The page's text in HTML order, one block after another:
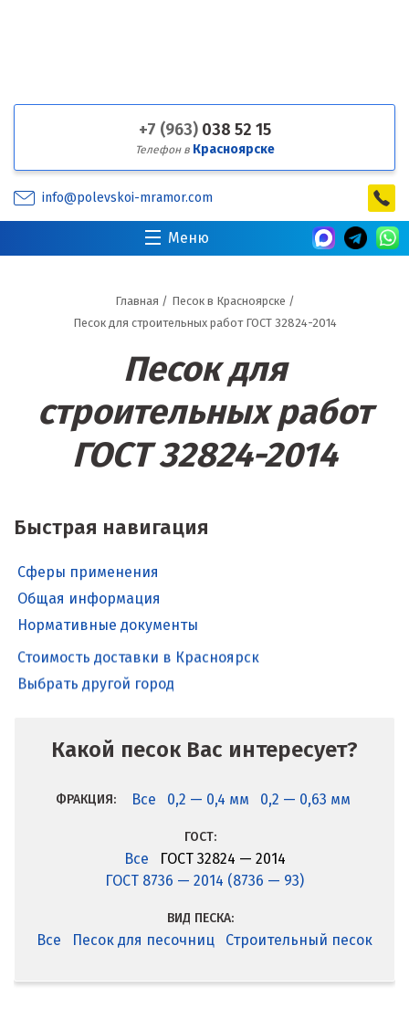
+7 (963) 038 52 15
Телефон в Красноярске
info@polevskoi-mramor.com
Меню
Главная / Песок в Красноярске /
Песок для строительных работ ГОСТ 32824-2014
Песок для
строительных работ
ГОСТ 32824-2014
Быстрая навигация
Сферы применения
Общая информация
Нормативные документы
Стоимость доставки в Красноярск
Выбрать другой город
Какой песок Вас интересует?
ФРАКЦИЯ: Все 0,2 — 0,4 мм 0,2 — 0,63 мм
ГОСТ:
Все
ГОСТ 32824 — 2014
ГОСТ 8736 — 2014 (8736 — 93)
ВИД ПЕСКА:
Все Песок для песочниц Строительный песок